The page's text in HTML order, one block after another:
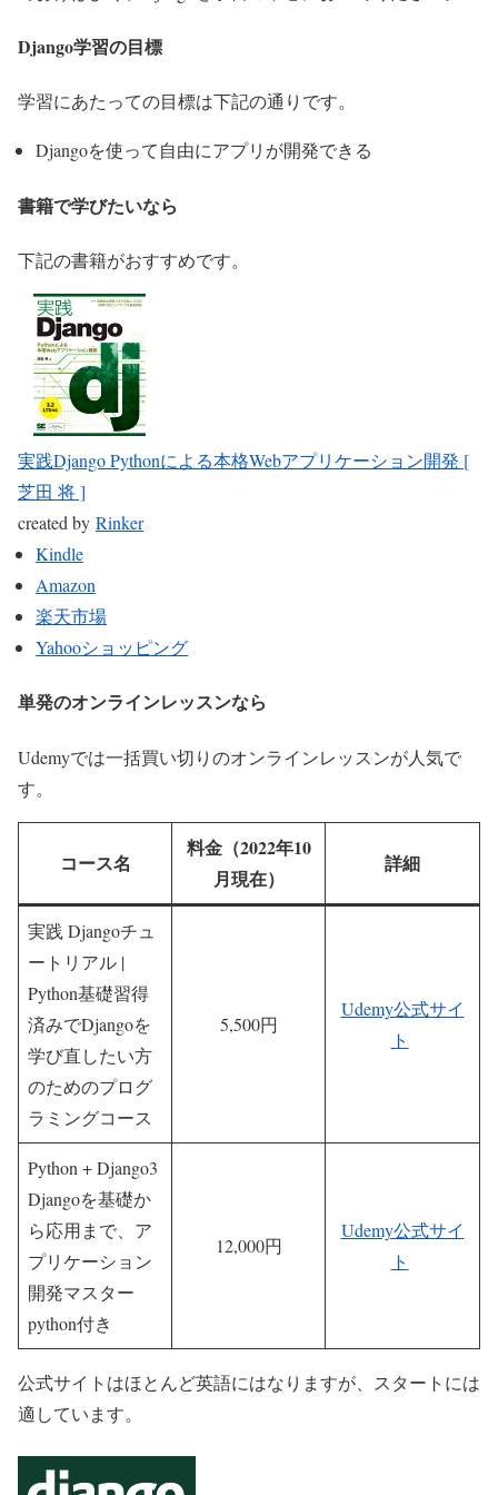
Django学習の目標
学習にあたっての目標は下記の通りです。
Djangoを使って自由にアプリが開発できる
書籍で学びたいなら
下記の書籍がおすすめです。
実践Django Pythonによる本格Webアプリケーション開発 [
芝田 将 ]
created by Rinker
Kindle
Amazon
楽天市場
Yahooショッピング
単発のオンラインレッスンなら
Udemyでは一括買い切りのオンラインレッスンが人気で
す。
コース名
料金（2022年10
月現在）
詳細
実践 Djangoチュ
ートリアル |
Python基礎習得
済みでDjangoを
学び直したい方
のためのプログ
ラミングコース
5,500円
Udemy公式サイ
ト
Python + Django3
Djangoを基礎か
ら応用まで、ア
プリケーション
開発マスター
python付き
12,000円
Udemy公式サイ
ト
公式サイトはほとんど英語にはなりますが、スタートには
適しています。